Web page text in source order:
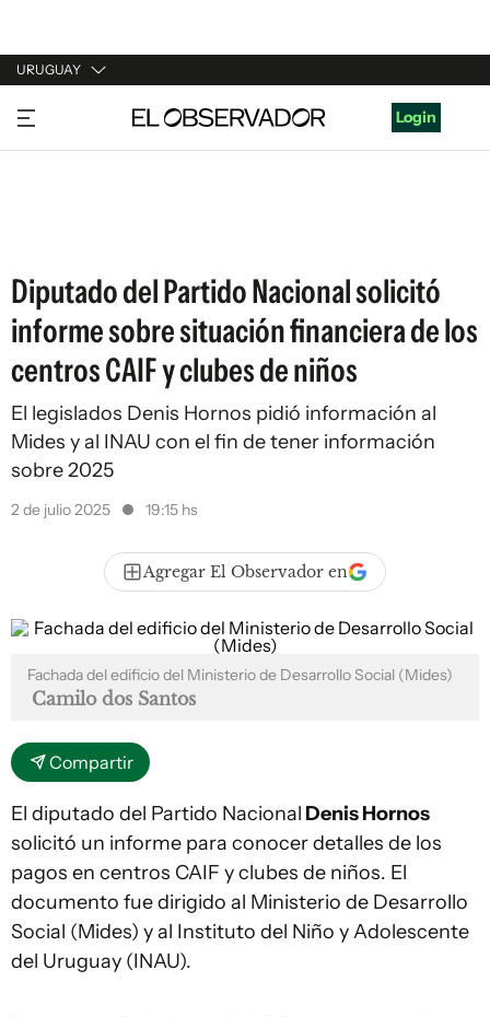
URUGUAY
URUGUAY
ARGENTINA
Login
Diputado del Partido Nacional solicitó
informe sobre situación financiera de los
centros CAIF y clubes de niños
El legislados Denis Hornos pidió información al
Mides y al INAU con el fin de tener información
sobre 2025
2 de julio 2025 19:15 hs
Agregar El Observador en
Fachada del edificio del Ministerio de Desarrollo Social (Mides)
Camilo dos Santos
Compartir
El diputado del Partido Nacional Denis Hornos
solicitó un informe para conocer detalles de los
pagos en centros CAIF y clubes de niños. El
documento fue dirigido al Ministerio de Desarrollo
Social (Mides) y al Instituto del Niño y Adolescente
del Uruguay (INAU).